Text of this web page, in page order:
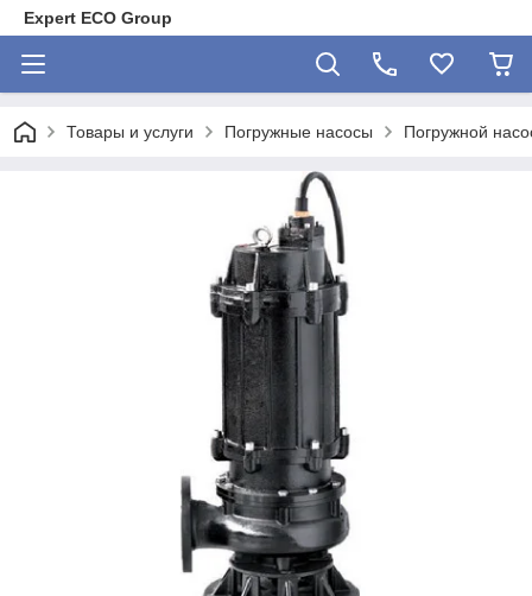
Expert ECO Group
Товары и услуги Погружные насосы Погружной